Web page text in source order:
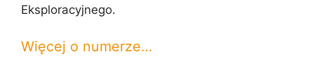
Eksploracyjnego.
Więcej o numerze…